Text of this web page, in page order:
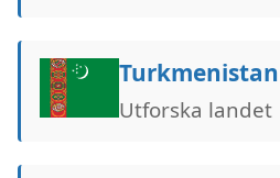
Turkmenistan
Utforska landet